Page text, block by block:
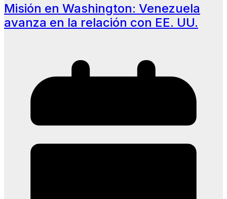
Misión en Washington: Venezuela
avanza en la relación con EE. UU.